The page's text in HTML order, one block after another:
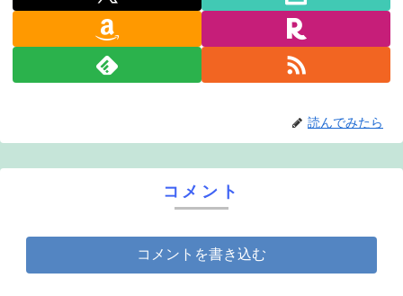
読んでみたら
コメント
コメントを書き込む